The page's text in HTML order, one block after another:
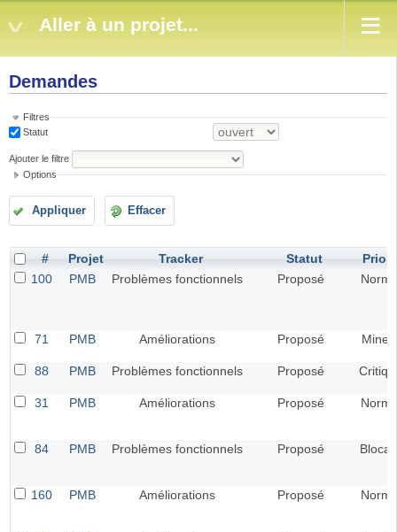
Aller à un projet...
Demandes
Filtres
Statut
Ajouter le filtre
Options
Appliquer Effacer
# Projet Tracker Statut
100
PMB Problèmes fonctionnels Proposé
71 PMB Améliorations Proposé
88 PMB Problèmes fonctionnels Proposé
31 PMB Améliorations Proposé
84 PMB Problèmes fonctionnels Proposé
160 PMB Améliorations Proposé